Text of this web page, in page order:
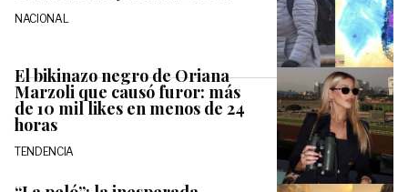
NACIONAL
El bikinazo negro de Oriana
Marzoli que causó furor: más
de 10 mil likes en menos de 24
horas
TENDENCIA